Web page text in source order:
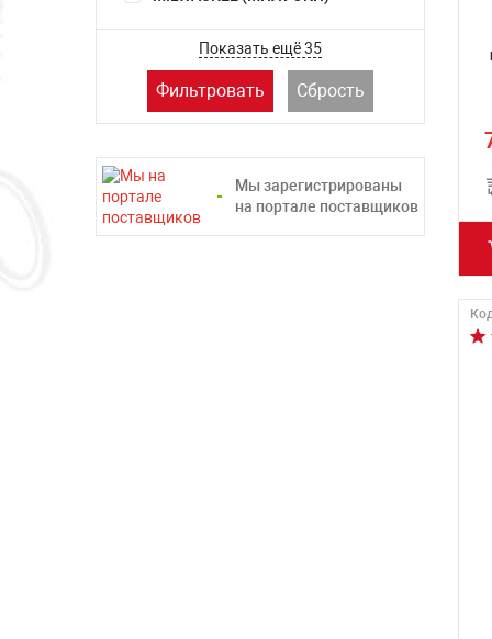
Показать ещё 35
Фильтровать Сбрость
Мы зарегистрированы
на портале поставщиков